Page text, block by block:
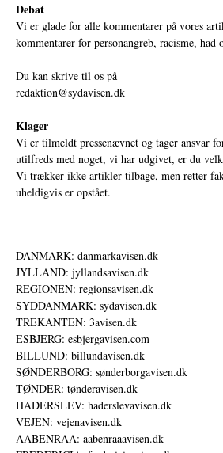
Debat
Vi er glade for alle kommentarer på vores
kommentarer for personangreb, racisme, had
Du kan skrive til os på
redaktion@sydavisen.dk
Klager
Vi er tilmeldt pressenævnet og tager ansvar
utilfreds med noget, vi har udgivet, er du
Vi trækker ikke artikler tilbage, men retter
uheldigvis er opstået.
DANMARK: danmarkavisen.dk
JYLLAND: jyllandsavisen.dk
REGIONEN: regionsavisen.dk
SYDDANMARK: sydavisen.dk
TREKANTEN: 3avisen.dk
ESBJERG: esbjergavisen.com
BILLUND: billundavisen.dk
SØNDERBORG: sønderborgavisen.dk
TØNDER: tønderavisen.dk
HADERSLEV: haderslevavisen.dk
VEJEN: vejenavisen.dk
AABENRAA: aabenraaavisen.dk